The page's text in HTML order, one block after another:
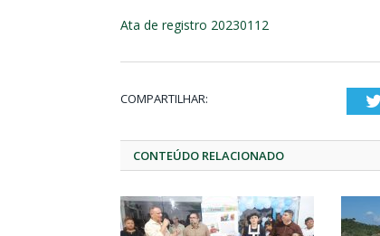
Ata de registro 20230112
COMPARTILHAR:
CONTEÚDO RELACIONADO